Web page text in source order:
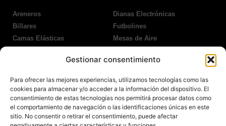
Gestionar consentimiento
Para ofrecer las mejores experiencias, utilizamos tecnologías como las
cookies para almacenar y/o acceder a la información del dispositivo. El
consentimiento de estas tecnologías nos permitirá procesar datos como
el comportamiento de navegación o las identificaciones únicas en este
sitio. No consentir o retirar el consentimiento, puede afectar
Areneros
Billares
Camas Elásticas
Dianas Electrónicas
Futbolines
Mesas de Aire
Ping Pong Exterior
Nosotros
Atención al Cliente
Garantías
Legales
Aviso Legal
Política de Privacidad